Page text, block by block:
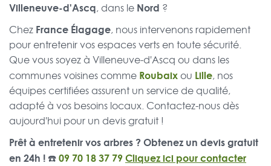
Villeneuve-d'Ascq, dans le Nord ?
Chez France Élagage, nous intervenons rapidement
pour entretenir vos espaces verts en toute sécurité.
Que vous soyez à Villeneuve-d'Ascq ou dans les
communes voisines comme Roubaixou Lille, nos
équipes certifiées assurent un service de qualité,
adapté à vos besoins locaux. Contactez-nous dès
aujourd'hui pour un devis gratuit !
Prêt à entretenir vos arbres ? Obtenez un devis gratuit
en 24h ! ☎️09 70 18 37 79Cliquez ici pour contacter